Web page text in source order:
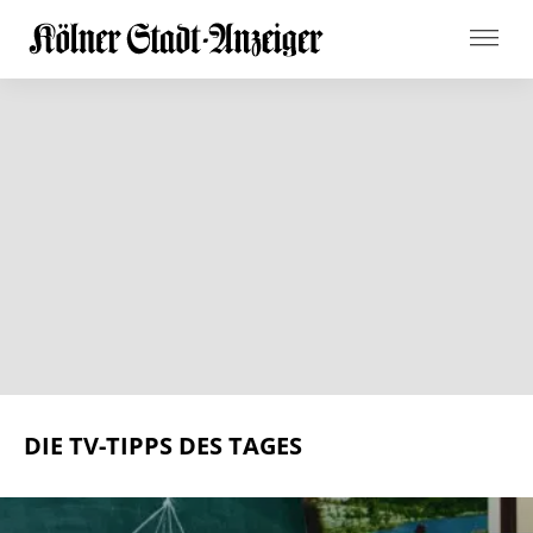
DIE TV-TIPPS DES TAGES